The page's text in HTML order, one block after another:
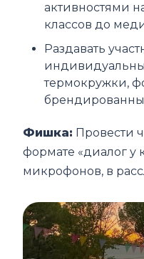
активностями
классов до
Раздавать
термокружки,
Фишка: Провести
формате «диалог у
микрофонов, в